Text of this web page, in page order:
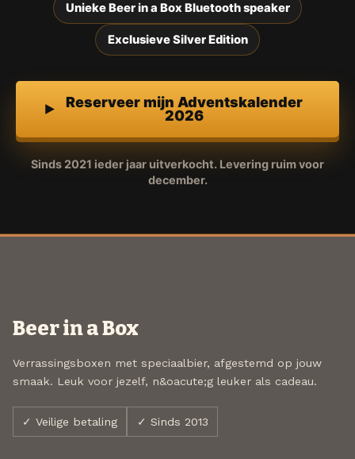
Unieke Beer in a Box Bluetooth speaker
Exclusieve Silver Edition
Reserveer mijn Adventskalender
2026
Sinds 2021 ieder jaar uitverkocht. Levering ruim voor
december.
Beer in a Box
Verrassingsboxen met speciaalbier, afgestemd op jouw
smaak. Leuk voor jezelf, n&oacute;g leuker als cadeau.
✓ Veilige betaling ✓ Sinds 2013